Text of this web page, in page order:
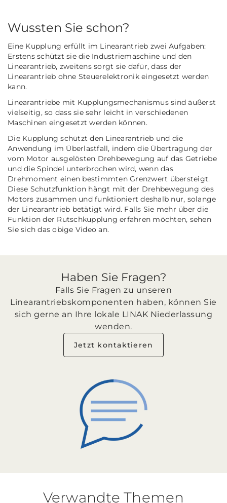
Wussten Sie schon?
Eine Kupplung erfüllt im Linearantrieb zwei Aufgaben:
Erstens schützt sie die Industriemaschine und den
Linearantrieb, zweitens sorgt sie dafür, dass der
Linearantrieb ohne Steuerelektronik eingesetzt werden
kann.
Linearantriebe mit Kupplungsmechanismus sind äußerst
vielseitig, so dass sie sehr leicht in verschiedenen
Maschinen eingesetzt werden können.
Die Kupplung schützt den Linearantrieb und die
Anwendung im Überlastfall, indem die Übertragung der
vom Motor ausgelösten Drehbewegung auf das Getriebe
und die Spindel unterbrochen wird, wenn das
Drehmoment einen bestimmten Grenzwert übersteigt.
Diese Schutzfunktion hängt mit der Drehbewegung des
Motors zusammen und funktioniert deshalb nur, solange
der Linearantrieb betätigt wird. Falls Sie mehr über die
Funktion der Rutschkupplung erfahren möchten, sehen
Sie sich das obige Video an.
Haben Sie Fragen?
Falls Sie Fragen zu unseren
Linearantriebskomponenten haben, können Sie
sich gerne an Ihre lokale LINAK Niederlassung
wenden.
Jetzt kontaktieren
Verwandte Themen